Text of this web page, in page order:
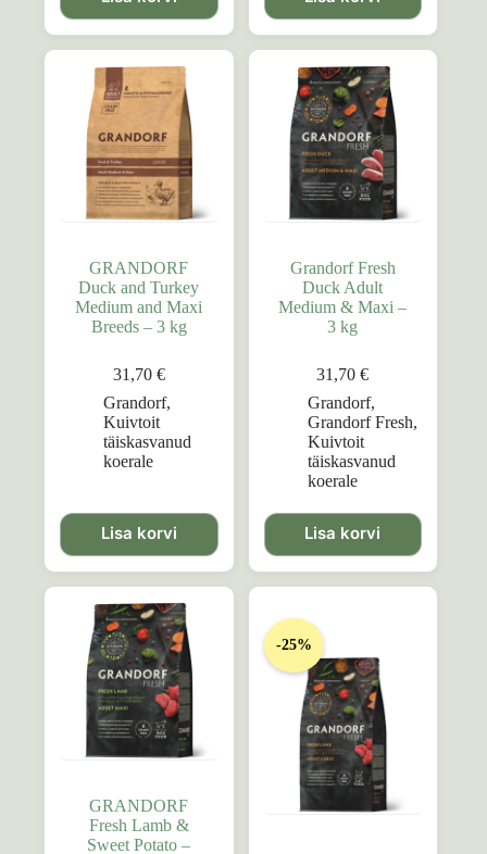
GRANDORF
Duck and Turkey
Medium and Maxi
Breeds – 3 kg
31,70 €
Grandorf,
Kuivtoit
täiskasvanud
koerale
Lisa korvi
Grandorf Fresh
Duck Adult
Medium & Maxi –
3 kg
31,70€
Grandorf,
Grandorf Fresh,
Kuivtoit
täiskasvanud
koerale
Lisa korvi
GRANDORF
Fresh Lamb &
Sweet Potato –
-25%